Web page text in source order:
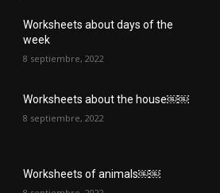
Worksheets about days of the
week
8 septiembre, 2022
Worksheets about the house￼￼
8 septiembre, 2022
Worksheets of animals￼￼